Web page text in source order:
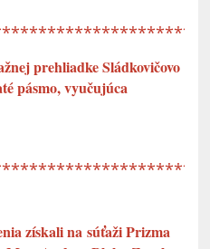
prehliadke Sládkovičovo
pásmo, vyučujúca
získali na súťaži Prizma